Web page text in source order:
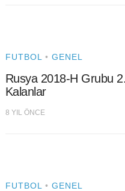
FUTBOL • GENEL
Rusya 2018-H Grubu
Kalanlar
8 YIL ÖNCE
FUTBOL • GENEL